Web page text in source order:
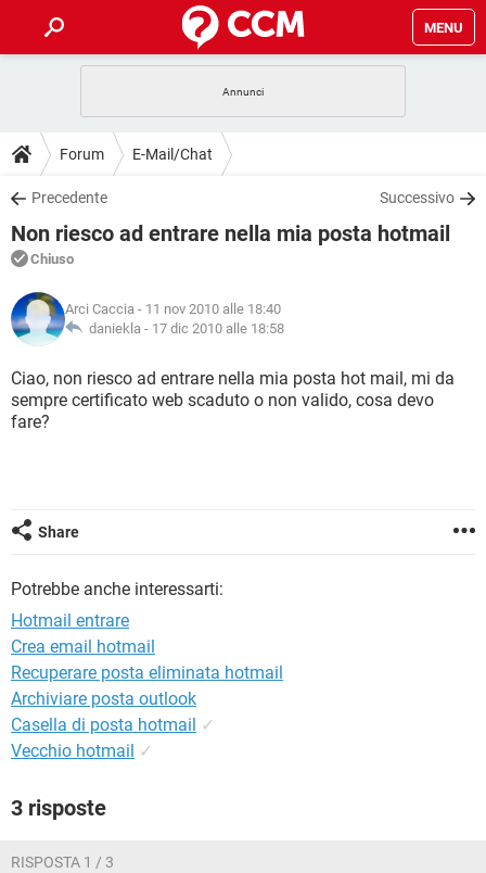
MENU
INTRATTENIMENTO
iOS
INSTAGRAM WHATSAPP
TIKTOK
HARDWARE
GUIDE
COVID-19
iOS
INSTAGRAM
TIKTOK FACEBOOK
DOWNLOAD
COVID-19 GAMING
INTRATTENIMENTO
iOS WINDOWS 10
INSTAGRAM
TIKTOK FACEBOOK
HARDWARE
FORUM
COVID-19
INTRATTENIMENTO ANDROID
INSTAGRAM WHATSAPP
GLOSSARIO
COVID-19
INTRATTENIMENTO ANDROID
iOS
HARDWARE
Forum E-Mail/Chat
Precedente Successivo
Non riesco ad entrare nella mia posta hotmail
Chiuso
Arci Caccia - 11 nov 2010 alle 18:40
daniekla - 17 dic 2010 alle 18:58
Ciao, non riesco ad entrare nella mia posta hot mail, mi da
sempre certificato web scaduto o non valido, cosa devo
fare?
Share
Potrebbe anche interessarti:
Hotmail entrare
Crea email hotmail
Recuperare posta eliminata hotmail
Archiviare posta outlook
Casella di posta hotmail ✓
Vecchio hotmail ✓
3 risposte
RISPOSTA 1 / 3